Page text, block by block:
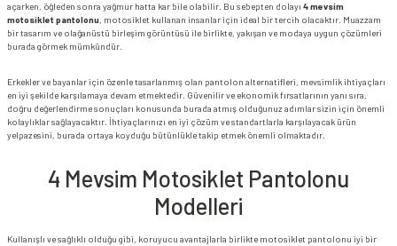
açarken, öğleden sonra yağmur hatta kar bile olabilir. Bu sebepten dolayı 4 mevsim
motosiklet pantolonu, motosiklet kullanan insanlar için ideal bir tercih olacaktır. Muazzam
bir tasarım ve olağanüstü birleşim görüntüsü ile birlikte, yakışan ve modaya uygun çözümleri
burada görmek mümkündür.
Erkekler ve bayanlar için özenle tasarlanmış olan pantolon alternatifleri, mevsimlik ihtiyaçları
en iyi şekilde karşılamaya devam etmektedir. Güvenilir ve ekonomik fırsatlarının yanı sıra,
doğru değerlendirme sonuçları konusunda burada atmış olduğunuz adımlar sizin için önemli
kolaylıklar sağlayacaktır. İhtiyaçlarınızı en iyi çözüm ve standartlarla karşılayacak ürün
yelpazesini, burada ortaya koyduğu bütünlükle takip etmek önemli olmaktadır.
4 Mevsim Motosiklet Pantolonu
Modelleri
Kullanışlı ve sağlıklı olduğu gibi, koruyucu avantajlarla birlikte motosiklet pantolonu iyi bir